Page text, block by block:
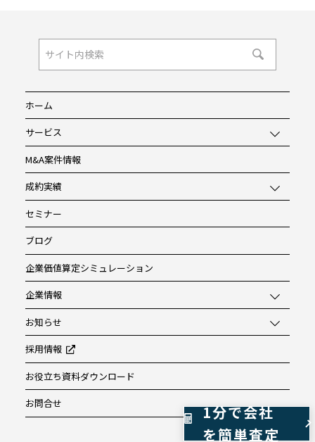
1分で会社
を簡単査定
ホーム
サービス
M&A案件情報
成約実績
セミナー
ブログ
企業価値算定シミュレーション
企業情報
お知らせ
採用情報
お役立ち資料ダウンロード
お問合せ